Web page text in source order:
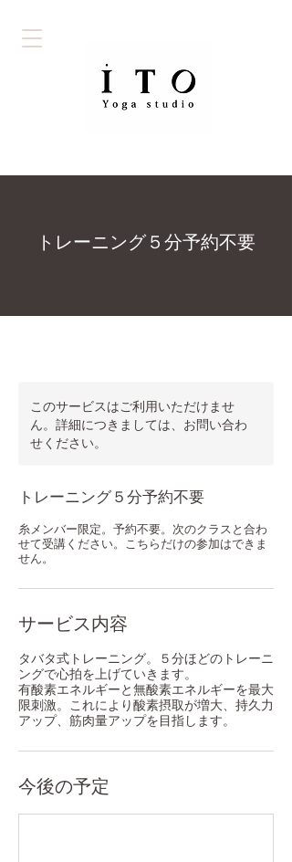
トレーニング５分予約不要
このサービスはご利用いただけませ
ん。詳細につきましては、お問い合わ
せください。
トレーニング５分予約不要
糸メンバー限定。予約不要。次のクラスと合わ
せて受講ください。こちらだけの参加はできま
せん。
サービス内容
タバタ式トレーニング。５分ほどのトレーニ
ングで心拍を上げていきます。
有酸素エネルギーと無酸素エネルギーを最大
限刺激。これにより酸素摂取が増大、持久力
アップ、筋肉量アップを目指します。
今後の予定